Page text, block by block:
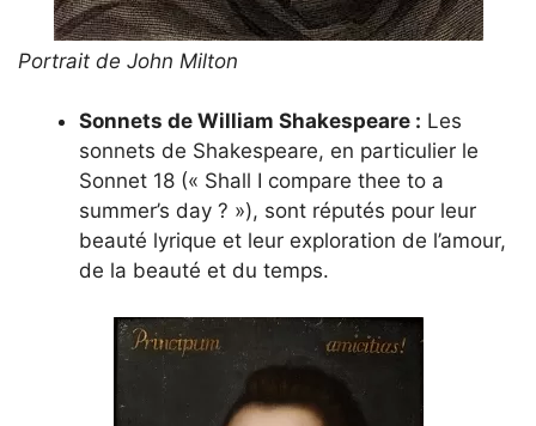
Portrait de John Milton
Sonnets de William Shakespeare : Les
sonnets de Shakespeare, en particulier le
Sonnet 18 (« Shall I compare thee to a
summer’s day ? »), sont réputés pour leur
beauté lyrique et leur exploration de l’amour,
de la beauté et du temps.